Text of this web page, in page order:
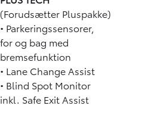
(Forudsætter Pluspakke)
• Parkeringssensorer,
for og bag med
bremsefunktion
• Lane Change Assist
• Blind Spot Monitor
inkl. Safe Exit Assist